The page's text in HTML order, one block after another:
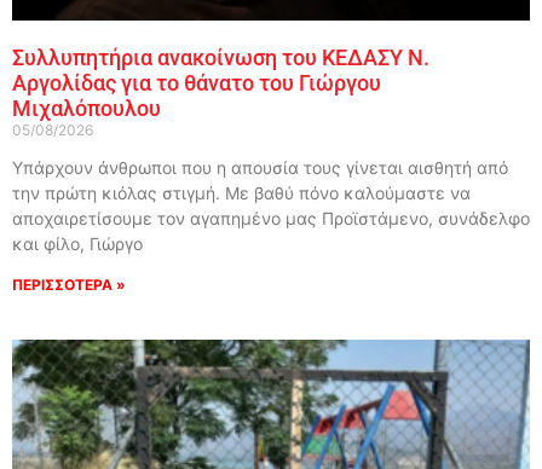
Συλλυπητήρια ανακοίνωση του ΚΕΔΑΣΥ Ν.
Αργολίδας για το θάνατο του Γιώργου
Μιχαλόπουλου
05/08/2026
Υπάρχουν άνθρωποι που η απουσία τους γίνεται αισθητή από
την πρώτη κιόλας στιγμή. Με βαθύ πόνο καλούμαστε να
αποχαιρετίσουμε τον αγαπημένο μας Προϊστάμενο, συνάδελφο
και φίλο, Γιώργο
ΠΕΡΙΣΣΟΤΕΡΑ »